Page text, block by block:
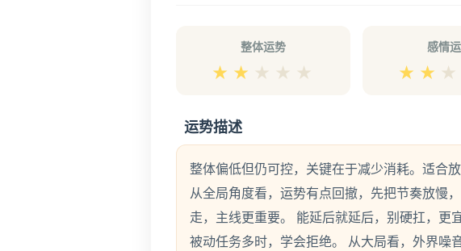
整体运势
★ ★ ★ ★ ★
感情
★ ★ ★
运势描述
整体偏低但仍可控，关键在于减少消耗。适合
从全局角度看，运势有点回撤，先把节奏放慢
走，主线更重要。 能延后就延后，别硬扛，更
被动任务多时，学会拒绝。 从大局看，外界噪